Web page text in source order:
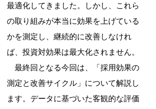
最適化してきました。しかし、これら
の取り組みが本当に効果を上げている
かを測定し、継続的に改善しなけれ
ば、投資対効果は最大化されません。
最終回となる今回は、「採用効果の
測定と改善サイクル」について解説し
ます。データに基づいた客観的な評価